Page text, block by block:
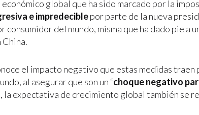
global que ha sido marcado por la
e impredeciblepor parte de la nueva
consumidor del mundo, misma que ha dado pie a
China.
el impacto negativo que estas medidas traen
al asegurar que son un “choque negativo
la expectativa de crecimiento global también se